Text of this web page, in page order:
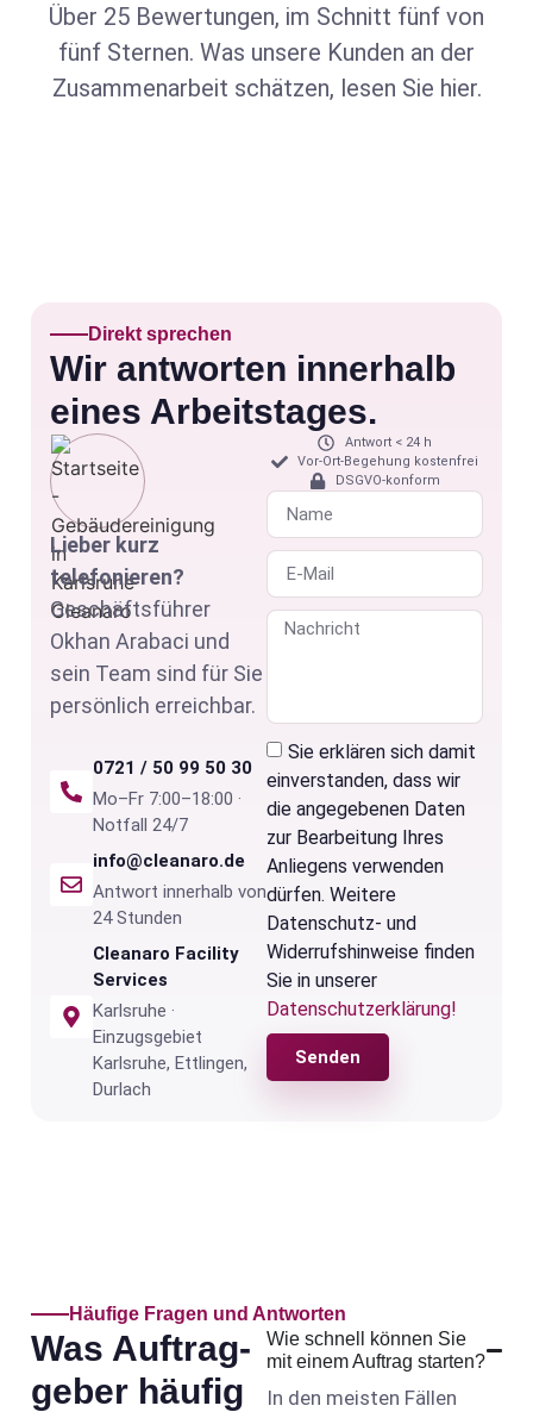
Über 25 Bewertungen, im Schnitt fünf von
fünf Sternen. Was unsere Kunden an der
Zusammenarbeit schätzen, lesen Sie hier.
Direkt sprechen
Wir antworten innerhalb
eines Arbeitstages.
Lieber kurz
telefonieren?
Geschäftsführer
Okhan Arabaci und
sein Team sind für Sie
persönlich erreichbar.
0721 / 50 99 50 30
Mo–Fr 7:00–18:00 ·
Notfall 24/7
info@cleanaro.de
Antwort innerhalb von
24 Stunden
Cleanaro Facility
Services
Karlsruhe ·
Einzugsgebiet
Karlsruhe, Ettlingen,
Durlach
Antwort < 24 h
Vor-Ort-Begehung kostenfrei
DSGVO-konform
Sie erklären sich damit
einverstanden, dass wir
die angegebenen Daten
zur Bearbeitung Ihres
Anliegens verwenden
dürfen. Weitere
Datenschutz- und
Widerrufshinweise finden
Sie in unserer
Datenschutzerklärung!
Senden
Häufige Fragen und Antworten
Was Auftrag­
geber häufig
Wie schnell können Sie
mit einem Auftrag starten?
In den meisten Fällen